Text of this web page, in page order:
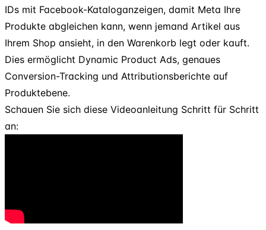
IDs mit Facebook-Kataloganzeigen, damit Meta Ihre
Produkte abgleichen kann, wenn jemand Artikel aus
Ihrem Shop ansieht, in den Warenkorb legt oder kauft.
Dies ermöglicht Dynamic Product Ads, genaues
Conversion-Tracking und Attributionsberichte auf
Produktebene.
Schauen Sie sich diese Videoanleitung Schritt für Schritt
an: